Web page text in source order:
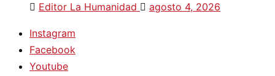
Editor La Humanidad agosto 4, 2026
Instagram
Facebook
Youtube